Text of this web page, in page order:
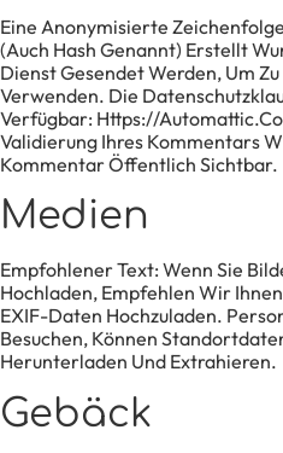
Eine Anonymisierte
(auch Hash Genannt) Erstellt
Dienst Gesendet Werden, Um
Verwenden. Die
Verfügbar: Https://
Validierung Ihres Kommentars
Kommentar Öffentlich Sichtbar.
Medien
Empfohlener Text: Wenn Sie
Hochladen, Empfehlen Wir
EXIF-Daten Hochzuladen.
Besuchen, Können
Herunterladen Und Extrahieren.
Gebäck